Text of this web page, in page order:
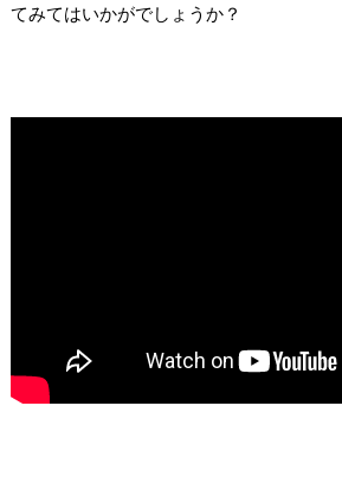
てみてはいかがでしょうか？